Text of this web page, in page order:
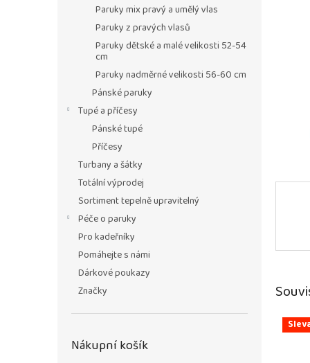
Paruky mix pravý a umělý vlas
Paruky z pravých vlasů
Paruky dětské a malé velikosti 52-54
cm
Paruky nadměrné velikosti 56-60 cm
Pánské paruky
Tupé a příčesy
Pánské tupé
Příčesy
Turbany a šátky
Totální výprodej
Sortiment tepelně upravitelný
Péče o paruky
Pro kadeřníky
Pomáhejte s námi
Dárkové poukazy
Značky
Nákupní košík